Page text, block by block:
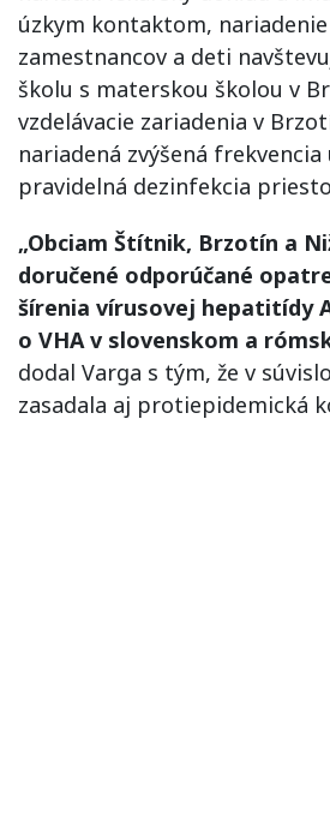
úzkym kontaktom,
zamestnancov a deti
školu s materskou školou v
vzdelávacie zariadenia v
nariadená zvýšená
pravidelná dezinfekcia
„Obciam Štítnik, Brzotín a
doručené odporúčané
šírenia vírusovej hepatitídy
o VHA v slovenskom a
dodal Varga s tým, že v
zasadala aj protiepidemická